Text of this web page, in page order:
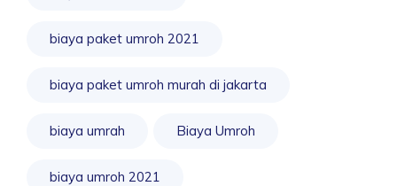
biaya paket umroh 2021
biaya paket umroh murah di jakarta
biaya umrah Biaya Umroh
biaya umroh 2021